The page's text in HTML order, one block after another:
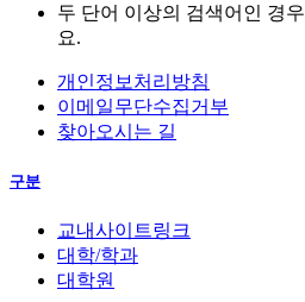
두 단어 이상의 검색어인 경
요.
개인정보처리방침
이메일무단수집거부
찾아오시는 길
구분
교내사이트링크
대학/학과
대학원